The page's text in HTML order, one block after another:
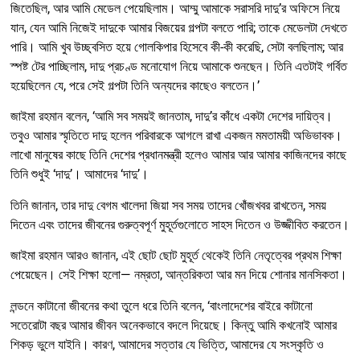
জিতেছিল, আর আমি মেডেল পেয়েছিলাম। আম্মু আমাকে সরাসরি দাদু’র অফিসে নিয়ে
যান, যেন আমি নিজেই দাদুকে আমার বিজয়ের গল্পটা বলতে পারি; তাকে মেডেলটা দেখতে
পারি। আমি খুব উচ্ছ্বসিত হয়ে গোলকিপার হিসেবে কী-কী করেছি, সেটা বলছিলাম; আর
স্পষ্ট টের পাচ্ছিলাম, দাদু প্রচণ্ড মনোযোগ নিয়ে আমাকে শুনছেন। তিনি এতটাই গর্বিত
হয়েছিলেন যে, পরে সেই গল্পটা তিনি অন্যদের কাছেও বলতেন।’
জাইমা রহমান বলেন, ‘আমি সব সময়ই জানতাম, দাদু’র কাঁধে একটা দেশের দায়িত্ব।
তবুও আমার স্মৃতিতে দাদু হলেন পরিবারকে আগলে রাখা একজন মমতাময়ী অভিভাবক।
লাখো মানুষের কাছে তিনি দেশের প্রধানমন্ত্রী হলেও আমার আর আমার কাজিনদের কাছে
তিনি শুধুই ‘দাদু’। আমাদের ‘দাদু’।
তিনি জানান, তার দাদু বেগম খালেদা জিয়া সব সময় তাদের খোঁজখবর রাখতেন, সময়
দিতেন এবং তাদের জীবনের গুরুত্বপূর্ণ মুহূর্তগুলোতে সাহস দিতেন ও উজ্জীবিত করতেন।
জাইমা রহমান আরও জানান, এই ছোট ছোট মুহূর্ত থেকেই তিনি নেতৃত্বের প্রথম শিক্ষা
পেয়েছেন। সেই শিক্ষা হলো— নম্রতা, আন্তরিকতা আর মন দিয়ে শোনার মানসিকতা।
লন্ডনে কাটানো জীবনের কথা তুলে ধরে তিনি বলেন, ‘বাংলাদেশের বাইরে কাটানো
সতেরোটা বছর আমার জীবন অনেকভাবে বদলে দিয়েছে। কিন্তু আমি কখনোই আমার
শিকড় ভুলে যাইনি। কারণ, আমাদের সত্তার যে ভিত্তি, আমাদের যে সংস্কৃতি ও